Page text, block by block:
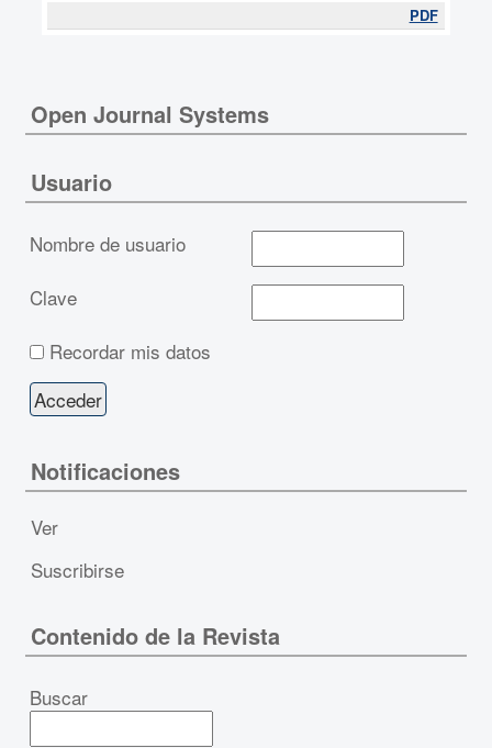
PDF
Open Journal Systems
Usuario
Nombre de usuario
Clave
Recordar mis datos
Notificaciones
Ver
Suscribirse
Contenido de la Revista
Buscar